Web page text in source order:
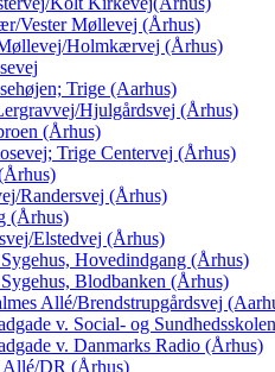
Vester Møllevej (Århus)
Holmkærvej (Århus)
Trige (Aarhus)
Hjulgårdsvej (Århus)
(Århus)
Trige Centervej (Århus)
Randersvej (Århus)
(Århus)
Elstedvej (Århus)
Hovedindgang (Århus)
Blodbanken (Århus)
Allé/Brendstrupgårdsvej
v. Social- og
v. Danmarks Radio (Århus)
Allé/DR (Århus)